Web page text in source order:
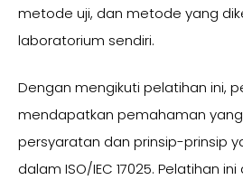
metode uji, dan metode yang
laboratorium sendiri.
Dengan mengikuti pelatihan ini,
mendapatkan pemahaman
persyaratan dan prinsip-prinsip
dalam ISO/IEC 17025. Pelatihan